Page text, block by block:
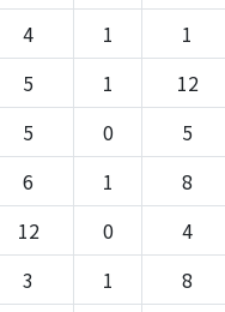
4 1 1
5 1 12
5 0 5
6 1 8
12 0 4
3 1 8